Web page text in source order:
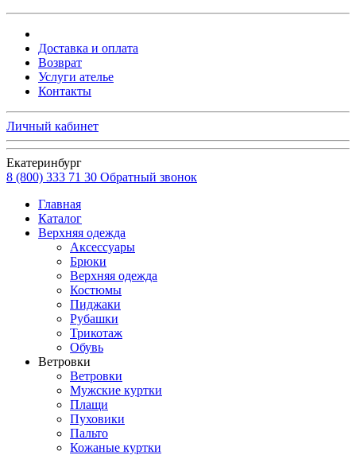
Доставка и оплата
Возврат
Услуги ателье
Контакты
Личный кабинет
Екатеринбург
8 (800) 333 71 30 Обратный звонок
Главная
Каталог
Верхняя одежда
Аксессуары
Брюки
Верхняя одежда
Костюмы
Пиджаки
Рубашки
Трикотаж
Обувь
Ветровки
Ветровки
Мужские куртки
Плащи
Пуховики
Пальто
Кожаные куртки